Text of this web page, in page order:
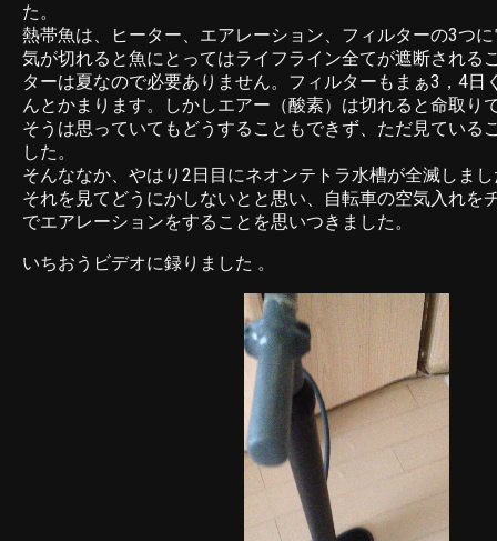
た。
熱帯魚は、ヒーター、エアレーション、フィルターの3つ
気が切れると魚にとってはライフライン全てが遮断される
ターは夏なので必要ありません。フィルターもまぁ3，4日
んとかまります。しかしエアー（酸素）は切れると命取り
そうは思っていてもどうすることもできず、ただ見ている
した。
そんななか、やはり2日目にネオンテトラ水槽が全滅しま
それを見てどうにかしないとと思い、自転車の空気入れを
でエアレーションをすることを思いつきました。
いちおうビデオに録りました 。